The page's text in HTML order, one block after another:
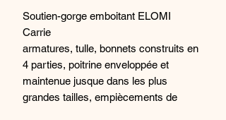
Soutien-gorge emboitant ELOMI
Carrie
armatures, tulle, bonnets construits en
4 parties, poitrine enveloppée et
maintenue jusque dans les plus
grandes tailles, empiècements de